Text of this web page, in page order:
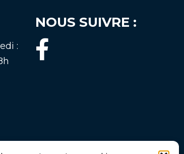
:
NOUS SUIVRE :